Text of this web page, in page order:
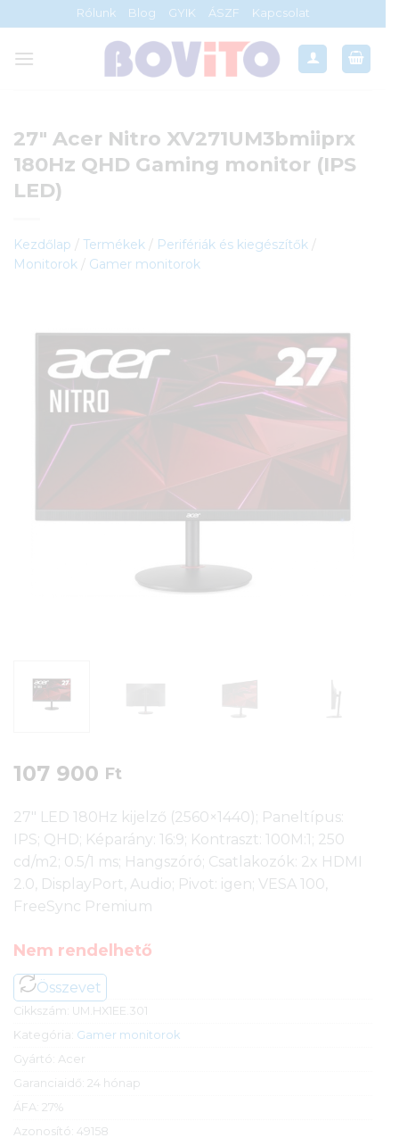
to
content
Rólunk Blog GYIK ÁSZF Kapcsolat
27″ Acer Nitro XV271UM3bmiiprx
180Hz QHD Gaming monitor (IPS
LED)
Kezdőlap / Termékek / Perifériák és kiegészítők /
Monitorok / Gamer monitorok
107 900 Ft
27″ LED 180Hz kijelző (2560×1440); Paneltípus:
IPS; QHD; Képarány: 16:9; Kontraszt: 100M:1; 250
cd/m2; 0.5/1 ms; Hangszóró; Csatlakozók: 2x HDMI
2.0, DisplayPort, Audio; Pivot: igen; VESA 100,
FreeSync Premium
Nem rendelhető
Összevet
Cikkszám: UM.HX1EE.301
Kategória: Gamer monitorok
Gyártó: Acer
Garanciaidő: 24 hónap
ÁFA: 27%
Azonosító: 49158